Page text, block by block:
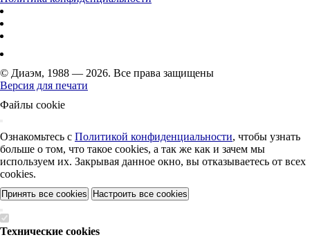
© Диаэм, 1988 — 2026. Все права защищены
Версия для печати
Файлы cookie
Ознакомьтесь с Политикой конфиденциальности, чтобы узнать
больше о том, что такое cookies, а так же как и зачем мы
используем их. Закрывая данное окно, вы отказываетесь от всех
cookies.
Принять все cookies Настроить все cookies
Технические cookies